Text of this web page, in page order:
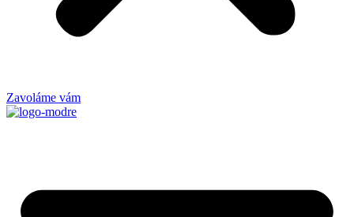
Zavoláme vám